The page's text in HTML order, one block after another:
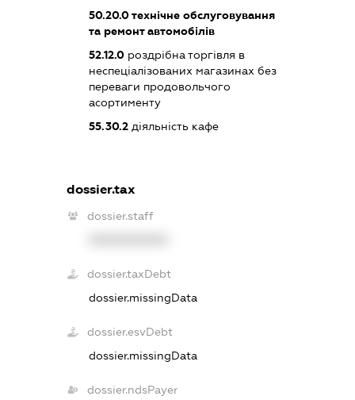
50.20.0технічне обслуговування
та ремонт автомобілів
52.12.0 роздрібна торгівля в
неспеціалізованих магазинах без
переваги продовольчого
асортименту
55.30.2 діяльність кафе
dossier.tax
dossier.staff
dossier.taxDebt
dossier.missingData
dossier.esvDebt
dossier.missingData
dossier.ndsPayer